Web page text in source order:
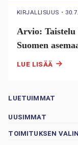
KIRJALLISUUS ・
Arvio: Taistelu
Suomen
LUE LISÄÄ
LUETUIMMAT
UUSIMMAT
TOIMITUKSEN